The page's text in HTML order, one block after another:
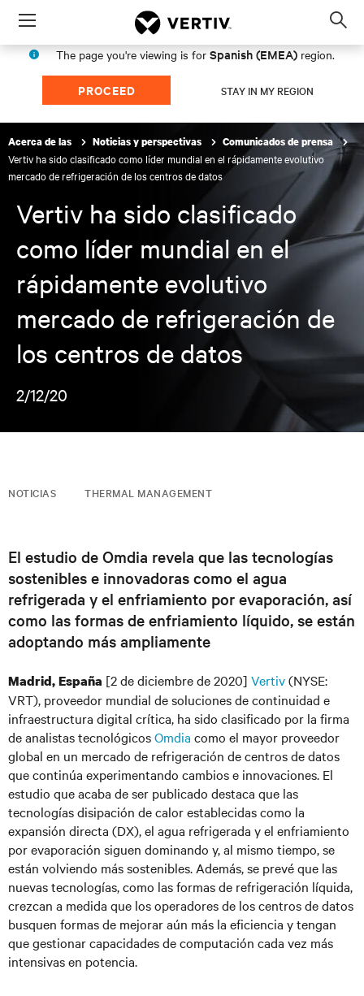
Menu
The page you're viewing is for Spanish (EMEA) region.
PROCEED STAY IN MY REGION
Acerca de las Noticias y perspectivas Comunicados de prensa
Vertiv ha sido clasificado como líder mundial en el rápidamente evolutivo
mercado de refrigeración de los centros de datos
Vertiv ha sido clasificado
como líder mundial en el
rápidamente evolutivo
mercado de refrigeración de
los centros de datos
2/12/20
NOTICIAS THERMAL MANAGEMENT
El estudio de Omdia revela que las tecnologías
sostenibles e innovadoras como el agua
refrigerada y el enfriamiento por evaporación, así
como las formas de enfriamiento líquido, se están
adoptando más ampliamente
Madrid, España [2 de diciembre de 2020] Vertiv(NYSE:
VRT), proveedor mundial de soluciones de continuidad e
infraestructura digital crítica, ha sido clasificado por la firma
de analistas tecnológicosOmdia como el mayor proveedor
global en un mercado de refrigeración de centros de datos
que continúa experimentando cambios e innovaciones. El
estudio que acaba de ser publicado destaca que las
tecnologías disipación de calor establecidas como la
expansión directa (DX), el agua refrigerada y el enfriamiento
por evaporación siguen dominando y, al mismo tiempo, se
están volviendo más sostenibles. Además, se prevé que las
nuevas tecnologías, como las formas de refrigeración líquida,
crezcan a medida que los operadores de los centros de datos
busquen formas de mejorar aún más la eficiencia y tengan
que gestionar capacidades de computación cada vez más
intensivas en potencia.